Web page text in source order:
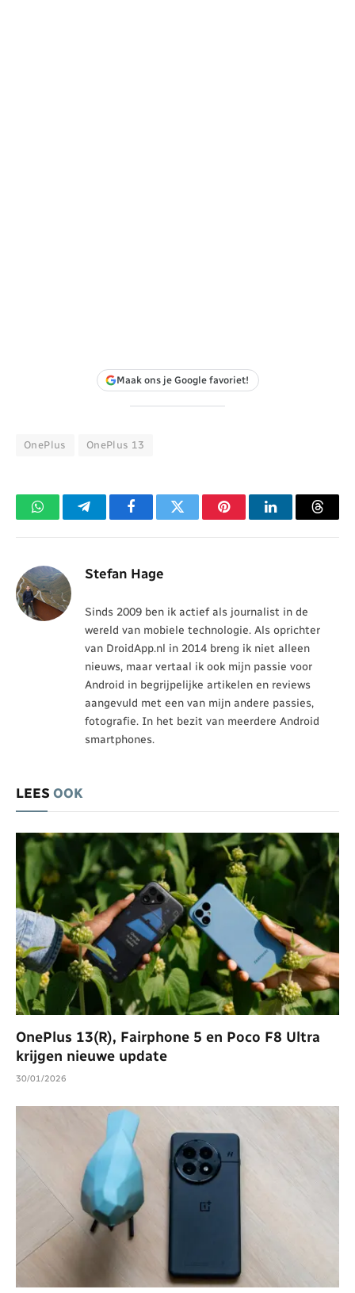
Maak ons je Google favoriet!
OnePlus OnePlus 13
WhatsAppTelegramFacebookTwitter PinterestLinkedIn
Stefan Hage
Sinds 2009 ben ik actief als journalist in de
wereld van mobiele technologie. Als oprichter
van DroidApp.nl in 2014 breng ik niet alleen
nieuws, maar vertaal ik ook mijn passie voor
Android in begrijpelijke artikelen en reviews
aangevuld met een van mijn andere passies,
fotografie. In het bezit van meerdere Android
smartphones.
LEES OOK
OnePlus 13(R), Fairphone 5 en Poco F8 Ultra
krijgen nieuwe update
30/01/2026